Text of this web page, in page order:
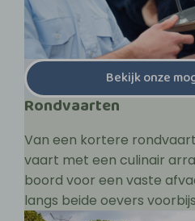
Bekijk onze
Rondvaarten
Van een kortere
vaart met een culinair
boord voor een vaste
langs beide oevers